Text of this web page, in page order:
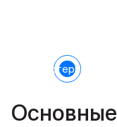
Характеристики
Основные